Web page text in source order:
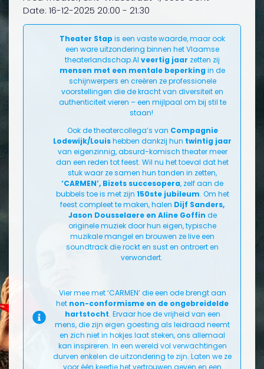
Date: 16-12-2025 20:00 - 21:30
Theater Stap is een vaste waarde, maar ook
een ware uitzondering binnen het Vlaamse
theaterlandschap.Al veertig jaar zetten zij
mensen met een mentale beperking in de
schijnwerpers en creëren ze professionele
voorstellingen die de kracht van diversiteit en
authenticiteit vieren – een mijlpaal om bij stil te
staan!
Ook de theatercollega’s van Compagnie
Lodewijk/Louishebben dankzij hun twintig jaar
van eigenzinnig, absurd-komisch theater meer
dan een reden tot feest. Wil nu het toeval dat het
stuk waar ze samen hun tanden in zetten,
‘CARMEN’, Bizets succesopera, zelf aan de
bubbels toe is met zijn 150ste jubileum. Om het
feest compleet te maken, halen Dijf Sanders,
Jason Dousselaere en Aline Goffin de
originele muziek door hun eigen, typische
muzikale mangel en brouwen ze live een
soundtrack die rockt en sust en ontroert en
verwondert.
Vier mee met ‘CARMEN’ die een ode brengt aan
het non-conformisme en de ongebreidelde
hartstocht. Ervaar hoe de vrijheid van een
mens, die zijn eigen goesting als leidraad neemt
en zich niet in hokjes laat steken, ons allemaal
kan inspireren. In een wereld vol verwachtingen
durven enkelen de uitzondering te zijn. Laten we ze
voor één keertje het vertrouwen geven en een